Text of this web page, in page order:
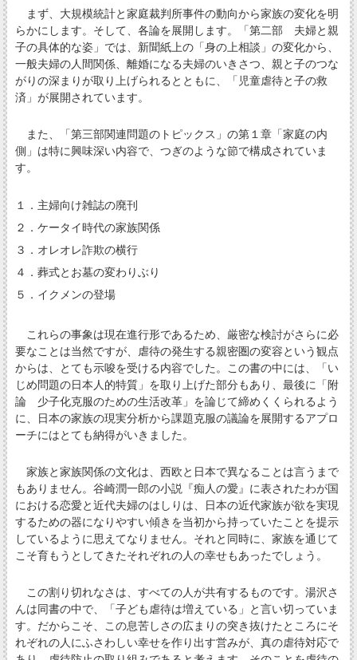
まず、大規模統計と家庭裁判所事件の動向から家族の変化を明
らかにします。そして、各論を展開します。「第二部 夫婦と親
子の具体的な姿」では、新聞紙上の「身の上相談」の変化から、
一般夫婦の人間関係、離婚になる夫婦のいきさつ、親と子のつな
がりの深まりが取り上げられるとともに、「児童虐待と子の救
済」が展開されています。
また、「第三部関連問題のトピックス」の第１章「家庭の内
側」は特に興味深い内容で、つぎのような節で構成されていま
す。
１．主婦向け雑誌の廃刊
２．ケータイ時代の家族関係
３．オレオレ詐欺の横行
４．葬式とお墓の変わりぶり
５．イクメンの登場
これらの事象は現在進行形であるため、厳密な検討がさらに必
要なことは当然ですが、虐待の発生する親密圏の変容という観点
からは、とても示唆を受ける内容でした。この書の中には、「い
じめ問題の日本人的特質」を取り上げた部分もあり、最後に「附
論 少子化克服のための生活改革」を論じて締めくくられるよう
に、日本の家族の現実分析から課題克服の議論を展開するアプロ
ーチにはとても納得がいきました。
家族と家族関係の文化は、西欧と日本で異なることは言うまで
もありません。谷崎潤一郎の小説『痴人の愛』に表されたわが国
における恋愛と近代夫婦のはしりは、日本の近代家族が欲を実現
するための器になりやすい傾きを当初から持っていたことを提示
しているように思えてなりません。それと同時に、家族を通じて
こそ育もうとしてきたそれぞれの人の幸せもあったでしょう。
この割り切れなさは、すべての人が共有するものです。湯沢さ
んは同書の中で、「子ども虐待は増えている」と言い切っていま
す。だからこそ、この息苦しさの広まりの突き抜けたところにそ
れぞれの人にふさわしい幸せを作り出す営みが、真の虐待対応で